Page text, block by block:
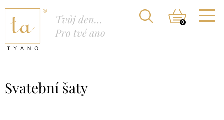
Tvůj den…
Pro tvé ano
0
Svatební šaty